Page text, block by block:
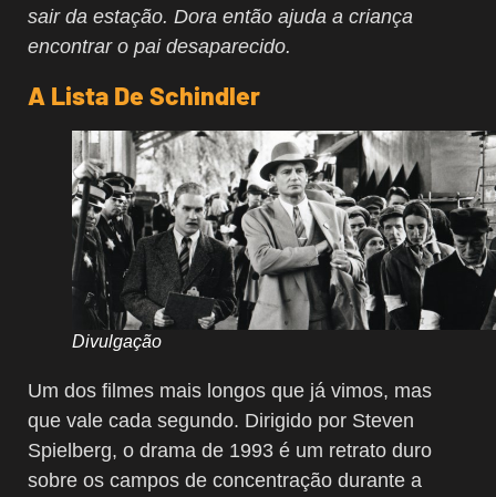
sair da estação. Dora então ajuda a criança
encontrar o pai desaparecido.
A Lista De Schindler
Divulgação
Um dos filmes mais longos que já vimos, mas
que vale cada segundo. Dirigido por Steven
Spielberg, o drama de 1993 é um retrato duro
sobre os campos de concentração durante a